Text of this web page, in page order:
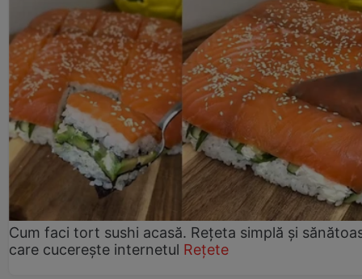
Cum faci tort sushi acasă. Rețeta simplă și
care cucerește internetul Rețete